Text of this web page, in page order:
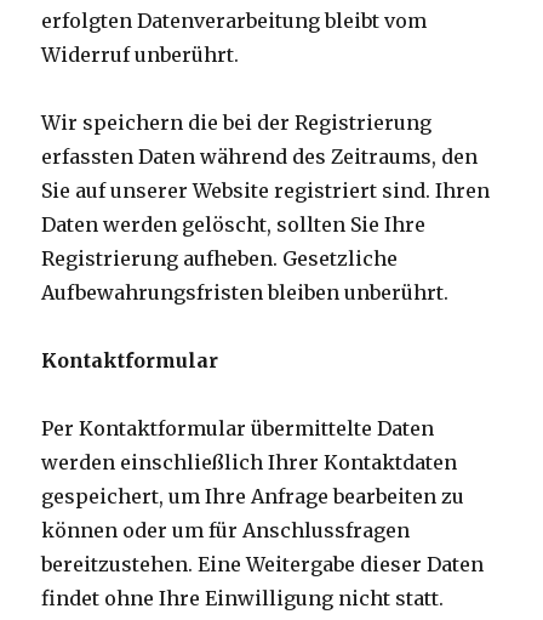
erfolgten Datenverarbeitung bleibt vom
Widerruf unberührt.
Wir speichern die bei der Registrierung
erfassten Daten während des Zeitraums, den
Sie auf unserer Website registriert sind. Ihren
Daten werden gelöscht, sollten Sie Ihre
Registrierung aufheben. Gesetzliche
Aufbewahrungsfristen bleiben unberührt.
Kontaktformular
Per Kontaktformular übermittelte Daten
werden einschließlich Ihrer Kontaktdaten
gespeichert, um Ihre Anfrage bearbeiten zu
können oder um für Anschlussfragen
bereitzustehen. Eine Weitergabe dieser Daten
findet ohne Ihre Einwilligung nicht statt.